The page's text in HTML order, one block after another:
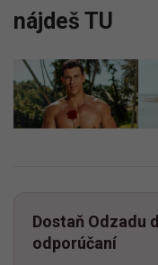
nájdeš TU
Dostaň Odzadu
odporúčaní